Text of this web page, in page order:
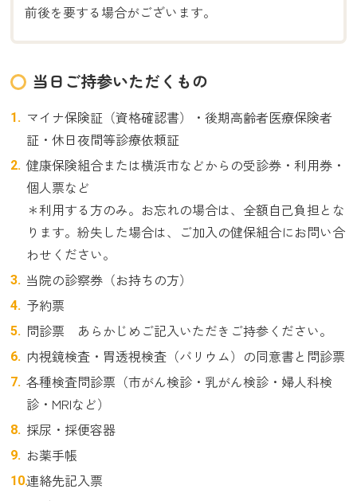
前後を要する場合がございます。
当日ご持参いただくもの
マイナ保険証（資格確認書）・後期高齢者医療保険者
証・休日夜間等診療依頼証
健康保険組合または横浜市などからの受診券・利用券・
個人票など
＊利用する方のみ。お忘れの場合は、全額自己負担とな
ります。紛失した場合は、ご加入の健保組合にお問い合
わせください。
当院の診察券（お持ちの方）
予約票
問診票 あらかじめご記入いただきご持参ください。
内視鏡検査・胃透視検査（バリウム）の同意書と問診票
各種検査問診票（市がん検診・乳がん検診・婦人科検
診・MRIなど）
採尿・採便容器
お薬手帳
連絡先記入票